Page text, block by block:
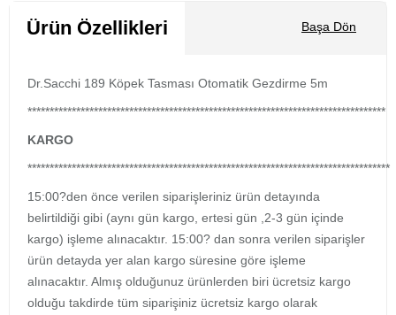
Ürün Özellikleri Başa Dön
Dr.Sacchi 189 Köpek Tasması Otomatik Gezdirme 5m
*********************************************************************************
KARGO
**********************************************************************************
15:00?den önce verilen siparişleriniz ürün detayında
belirtildiği gibi (aynı gün kargo, ertesi gün ,2-3 gün içinde
kargo) işleme alınacaktır. 15:00? dan sonra verilen siparişler
ürün detayda yer alan kargo süresine göre işleme
alınacaktır. Almış olduğunuz ürünlerden biri ücretsiz kargo
olduğu takdirde tüm siparişiniz ücretsiz kargo olarak